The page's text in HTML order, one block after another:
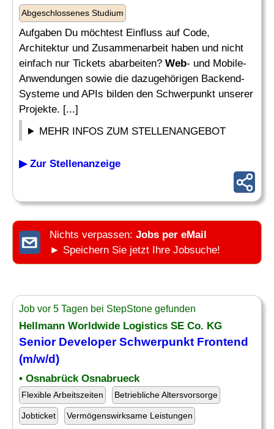
Abgeschlossenes Studium
Aufgaben Du möchtest Einfluss auf Code,
Architektur und Zusammenarbeit haben und nicht
einfach nur Tickets abarbeiten? Web- und Mobile-
Anwendungen sowie die dazugehörigen Backend-
Systeme und APIs bilden den Schwerpunkt unserer
Projekte. [...]
MEHR INFOS ZUM STELLENANGEBOT
▶ Zur Stellenanzeige
Nichts verpassen: Jobs per eMail
► Speichern Sie jetzt Ihre Jobsuche!
Job vor 5 Tagen bei StepStone gefunden
Hellmann Worldwide Logistics SE Co. KG
Senior DeveloperSchwerpunkt Frontend
(m/w/d)
• Osnabrück Osnabrueck
Flexible Arbeitszeiten Betriebliche Altersvorsorge
Jobticket Vermögenswirksame Leistungen